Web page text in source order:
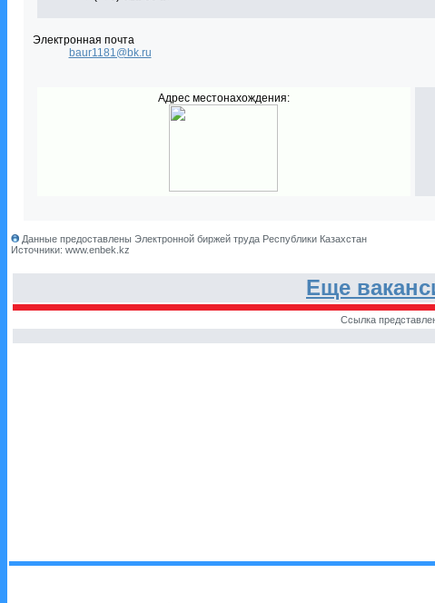
Электронная почта
baur1181@bk.ru
Адрес местонахождения:
Данные предоставлены Электронной биржей труда Республики Казахстан
Источники: www.enbek.kz
Еще
Ссылка